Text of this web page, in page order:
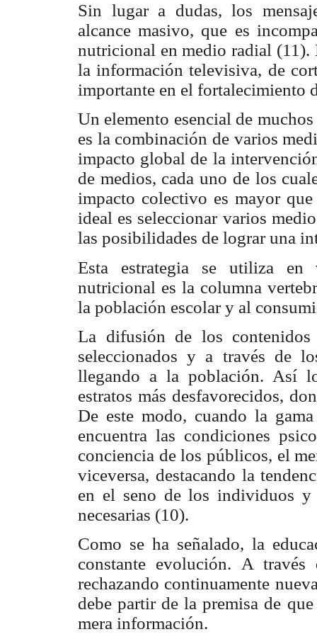
Sin lugar a dudas, los
alcance masivo, que es
nutricional en medio radial (11).
la información televisiva, de
importante en el fortalecimiento
Un elemento esencial de
es la combinación de varios
impacto global de la
de medios, cada uno de los
impacto colectivo es mayor
ideal es seleccionar varios
las posibilidades de lograr una
Esta estrategia se utiliza en
nutricional es la columna
la población escolar y al
La difusión de los
seleccionados y a través de
llegando a la población. Así
estratos más desfavorecidos,
De este modo, cuando la
encuentra las condiciones
conciencia de los públicos, el
viceversa, destacando la
en el seno de los individuos y
necesarias (10).
Como se ha señalado, la
constante evolución. A
rechazando continuamente
debe partir de la premisa de
mera información.